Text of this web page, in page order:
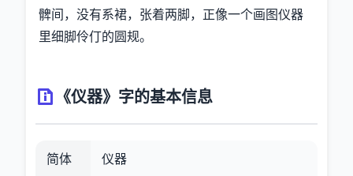
髀间，没有系裙，张着两脚，正像一个画图仪器
里细脚伶仃的圆规。
《仪器》字的基本信息
简体 仪器